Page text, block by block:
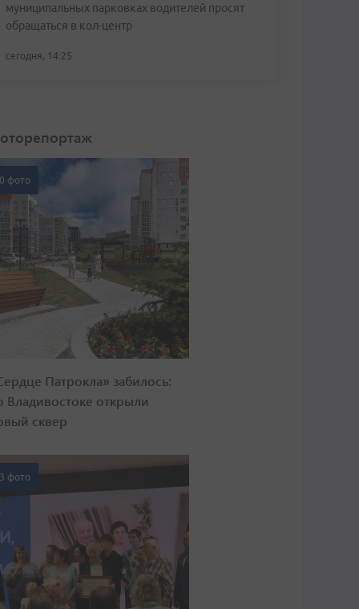
муниципальных парковках водителей просят
обращаться в кол-центр
сегодня, 14:25
фото
Патрокла» забилось:
Владивостоке открыли
сквер
фото